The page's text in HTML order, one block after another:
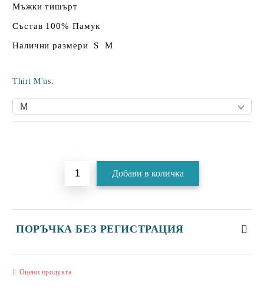
Мъжки тишърт
Състав 100% Памук
Налични размери S M
Thirt M'ns:
ПОРЪЧКА БЕЗ РЕГИСТРАЦИЯ
Оцени продукта